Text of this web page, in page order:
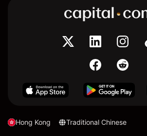
Hong Kong Traditional Chinese